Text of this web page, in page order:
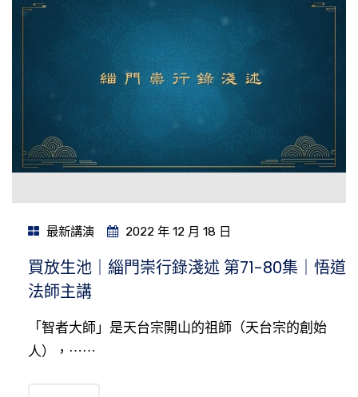
最新講演 2022 年 12 月 18 日
買放生池｜緇門崇行錄淺述 第71-80集｜悟道
法師主講
「智者大師」是天台宗開山的祖師（天台宗的創始
人），⋯⋯